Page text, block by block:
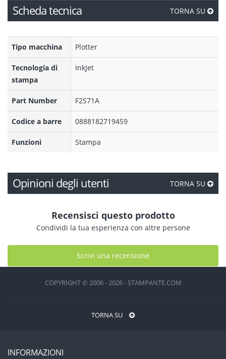
Scheda tecnica TORNA SU
Tipo macchina Plotter
Tecnologia di
stampa
InkJet
Part Number F2S71A
Codice a barre 0888182719459
Funzioni Stampa
Opinioni degli utenti TORNA SU
Recensisci questo prodotto
Condividi la tua esperienza con altre persone
Scrivi una recensione
COPYRIGHT © 2006 - 2026 - STAMPANTE.COM
TORNA SU
INFORMAZIONI